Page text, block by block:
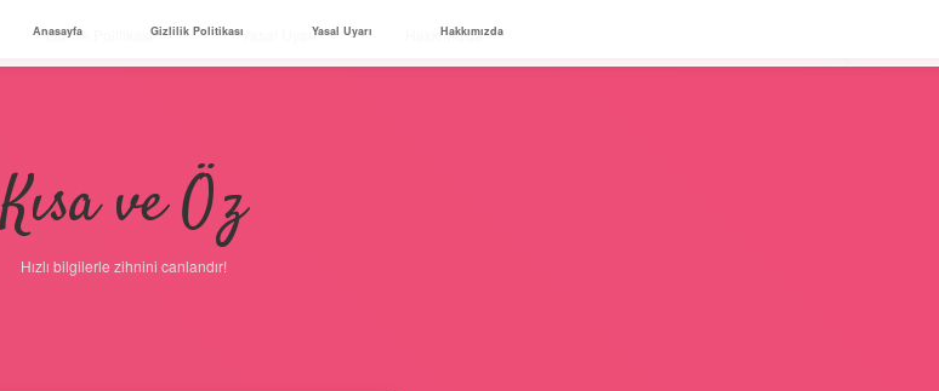
Gizlilik Politikası Yasal Uyarı Hakkımızda
Kısa ve Öz
Hızlı bilgilerle zihnini canlandır!
Anasayfa Gizlilik Politikası Yasal Uyarı Hakkımızda